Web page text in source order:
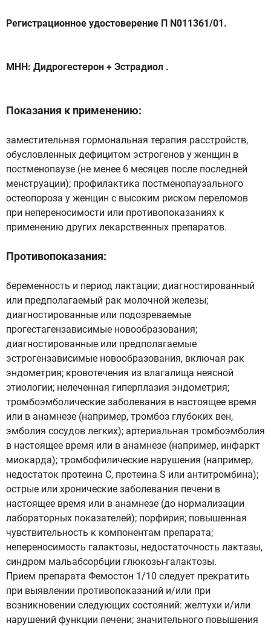
Регистрационное удостоверение П N011361/01.
МНН: Дидрогестерон + Эстрадиол .
Показания к применению:
заместительная гормональная терапия расстройств,
обусловленных дефицитом эстрогенов у женщин в
постменопаузе (не менее 6 месяцев после последней
менструации); профилактика постменопаузального
остеопороза у женщин с высоким риском переломов
при непереносимости или противопоказаниях к
применению других лекарственных препаратов.
Противопоказания:
беременность и период лактации; диагностированный
или предполагаемый рак молочной железы;
диагностированные или подозреваемые
прогестагензависимые новообразования;
диагностированные или предполагаемые
эстрогензависимые новообразования, включая рак
эндометрия; кровотечения из влагалища неясной
этиологии; нелеченная гиперплазия эндометрия;
тромбоэмболические заболевания в настоящее время
или в анамнезе (например, тромбоз глубоких вен,
эмболия сосудов легких); артериальная тромбоэмболия
в настоящее время или в анамнезе (например, инфаркт
миокарда); тромбофилические нарушения (например,
недостаток протеина С, протеина S или антитромбина);
острые или хронические заболевания печени в
настоящее время или в анамнезе (до нормализации
лабораторных показателей); порфирия; повышенная
чувствительность к компонентам препарата;
непереносимость галактозы, недостаточность лактазы,
синдром мальабсорбции глюкозы-галактозы.
Прием препарата Фемостон 1/10 следует прекратить
при выявлении противопоказаний и/или при
возникновении следующих состояний: желтухи и/или
нарушений функции печени; значительного повышения